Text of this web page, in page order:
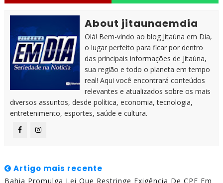
About jitaunaemdia
Olá! Bem-vindo ao blog Jitaúna em Dia,
o lugar perfeito para ficar por dentro
das principais informações de Jitaúna,
sua região e todo o planeta em tempo
real! Aqui você encontrará conteúdos
relevantes e atualizados sobre os mais
diversos assuntos, desde política, economia, tecnologia,
entretenimento, esportes, saúde e cultura.
Artigo mais recente
Bahia Promulga Lei Que Restringe Exigência De CPF Em